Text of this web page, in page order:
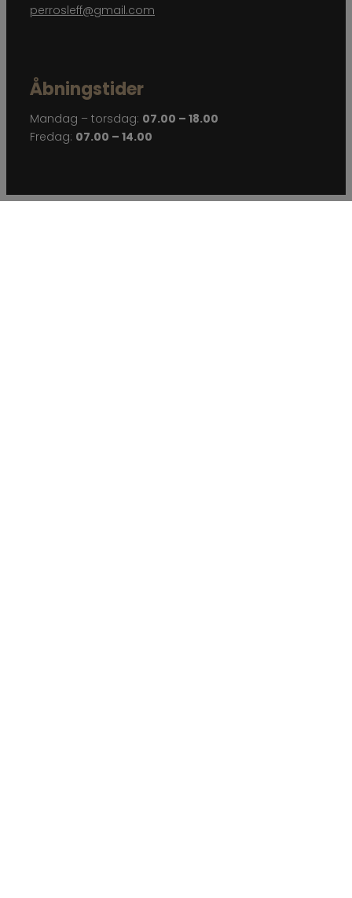
perrosleff@gmail.com
Åbningstider
Mandag – torsdag: 07.00 – 18.00
Fredag: 07.00 – 14.00